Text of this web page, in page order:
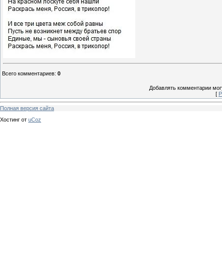
Всего комментариев: 0
Добавлять комментарии
[
Полная версия сайта
Хостинг от uCoz